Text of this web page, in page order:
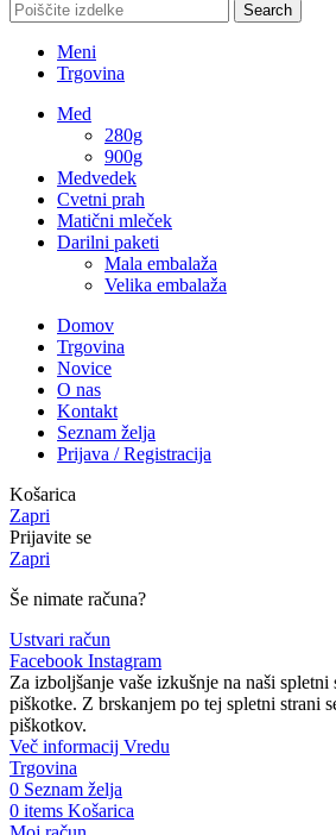
Search
Meni
Trgovina
Med
280g
900g
Medvedek
Cvetni prah
Matični mleček
Darilni paketi
Mala embalaža
Velika embalaža
Domov
Trgovina
Novice
O nas
Kontakt
Seznam želja
Prijava / Registracija
Košarica
Zapri
Prijavite se
Zapri
Še nimate računa?
Ustvari račun
Facebook Instagram
Za izboljšanje vaše izkušnje na naši
piškotke. Z brskanjem po tej spletni strani
piškotkov.
Več informacij Vredu
Trgovina
0 Seznam želja
0 items Košarica